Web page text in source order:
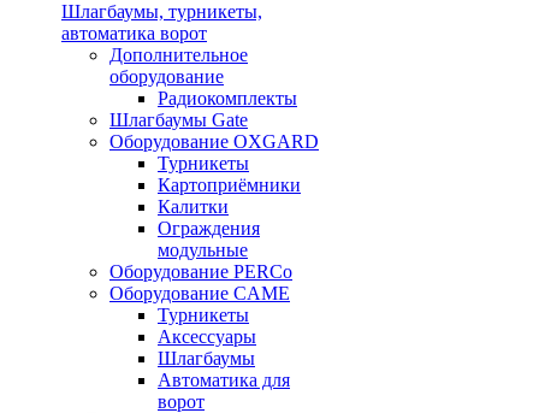
Шлагбаумы, турникеты,
автоматика ворот
Дополнительное
оборудование
Радиокомплекты
Шлагбаумы Gate
Оборудование OXGARD
Турникеты
Картоприёмники
Калитки
Ограждения
модульные
Оборудование PERCo
Оборудование CAME
Турникеты
Аксессуары
Шлагбаумы
Автоматика для
ворот